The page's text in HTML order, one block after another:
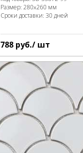
Размер: 280x260 мм
Сроки доставки: 30 дней
788 руб./ шт